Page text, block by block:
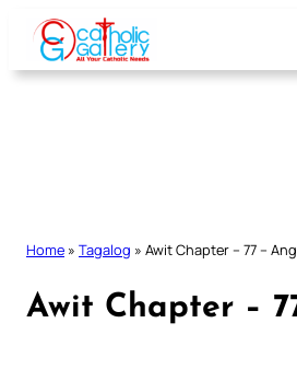
Skip
content
Home » Tagalog » Awit Chapter – 77 –
Awit Chapter –